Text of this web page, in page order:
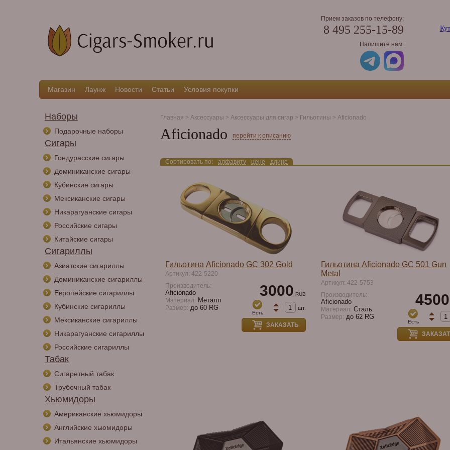
Прием заказов по телефону:
8 495 255-15-89
Напишите нам:
Магазин Лаунж Новости Статьи Условия покупки
Наборы
Подарочные наборы
Сигары
Гондурасские сигары
Доминиканские сигары
Кубинские сигары
Мексиканские сигары
Никарагуанские сигары
Российские сигары
Китайские сигары
Сигариллы
Азиатские сигариллы
Доминиканские сигариллы
Европейские сигариллы
Кубинские сигариллы
Мексиканские сигариллы
Никарагуанские сигариллы
Российские сигариллы
Табак
Сигаретный табак
Трубочный табак
Хьюмидоры
Американские хьюмидоры
Английские хьюмидоры
Итальянские хьюмидоры
Главная > Аксессуары > Аксессуары для сигар > Гильотины > Aficionado
Aficionado перейти к описанию
Сортировать по: алфавиту цене длине
Гильотина Aficionado GC 302 Gold
Артикул: 422-5220
Производитель:
Aficionado
Материал: Металл
Размер: до 60 RG
3000 RUB
Есть
шт.
ЗАКАЗАТЬ
Гильотина Aficionado GC 501 Gun
Metal
Артикул: 422-5753
Производитель:
Aficionado
Материал: Сталь
Размер: до 62 RG
4500
Есть